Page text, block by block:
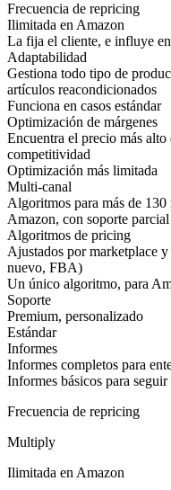
Frecuencia de repricing
Ilimitada en Amazon
La fija el cliente, e influye
Adaptabilidad
Gestiona todo tipo de
artículos reacondicionados
Funciona en casos estándar
Optimización de márgenes
Encuentra el precio más
competitividad
Optimización más limitada
Multi-canal
Algoritmos para más de 130
Amazon, con soporte
Algoritmos de pricing
Ajustados por marketplace
nuevo, FBA)
Un único algoritmo, para
Soporte
Premium, personalizado
Estándar
Informes
Informes completos para
Informes básicos para
Frecuencia de repricing
Multiply
Ilimitada en Amazon